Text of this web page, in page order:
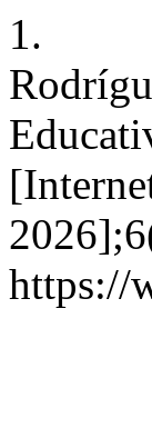
1.
https://